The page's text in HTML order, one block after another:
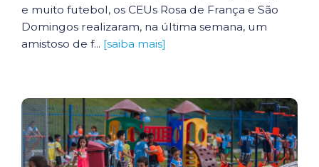
e muito futebol, os CEUs Rosa de França e São
Domingos realizaram, na última semana, um
amistoso de f... [saiba mais]